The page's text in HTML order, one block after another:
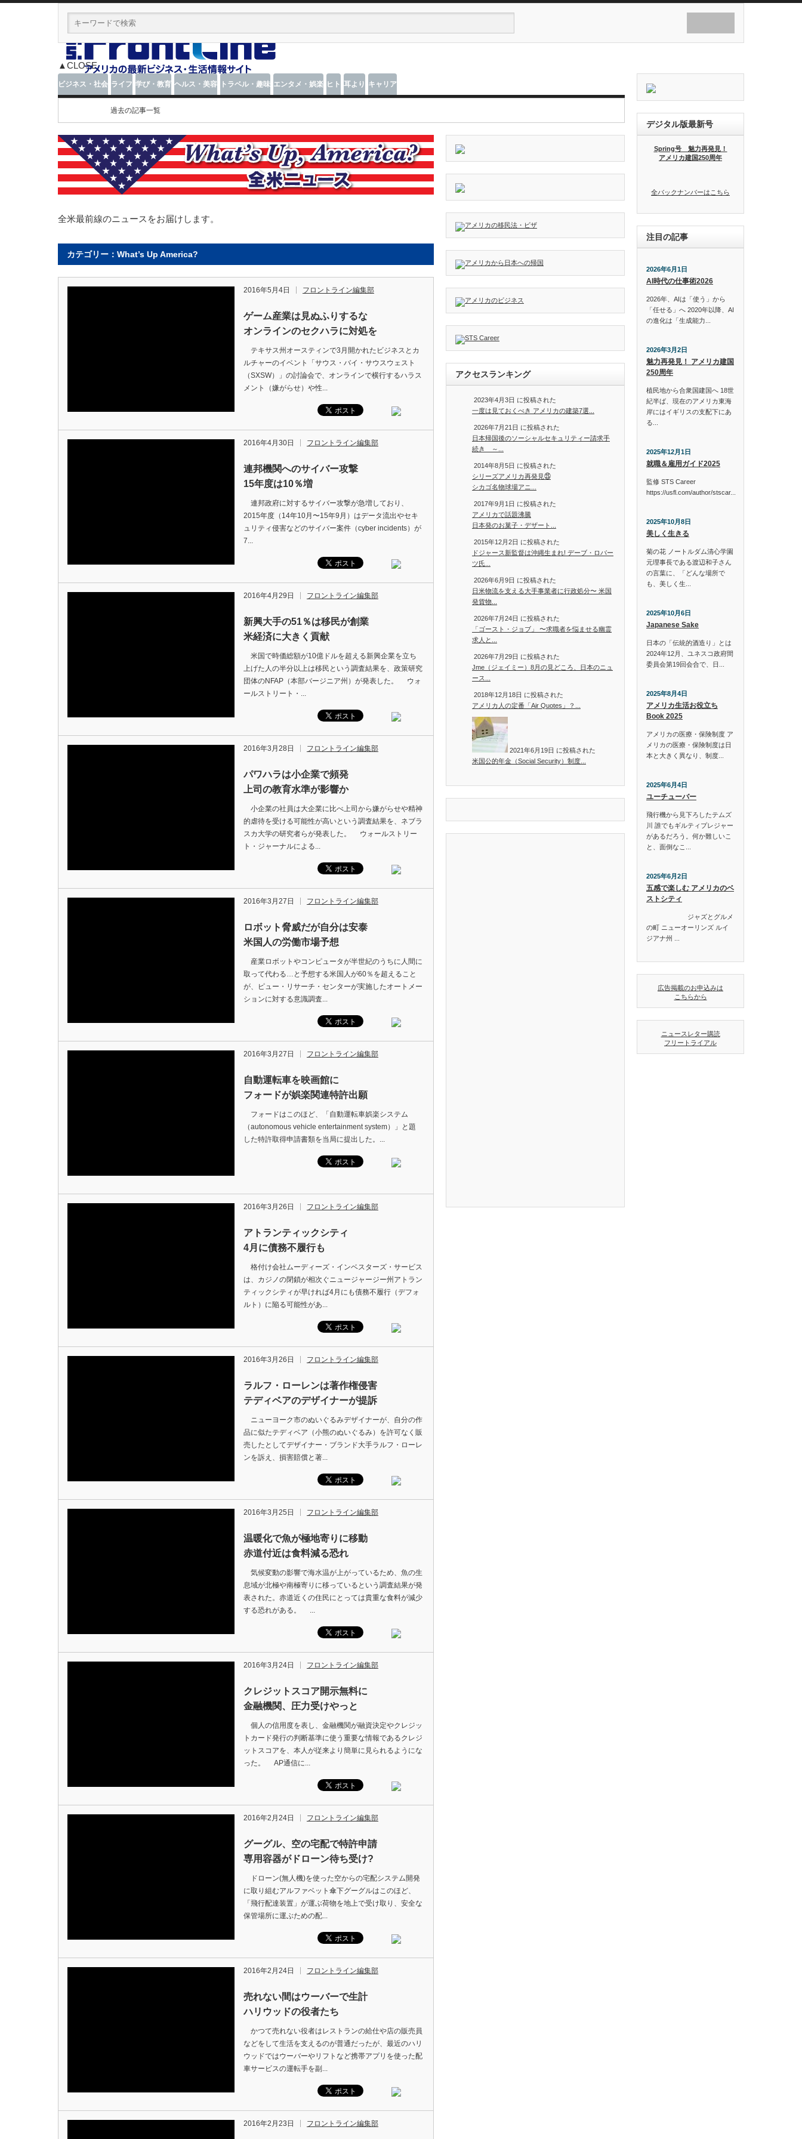
▲CLOSE
ビジネス・社会 ライフ 学び・教育 ヘルス・美容 トラベル・趣味 エンタメ・娯楽 ヒト 耳より キャリア
過去の記事一覧
全米最前線のニュースをお届けします。
カテゴリー：What’s Up America?
2016年5月4日 フロントライン編集部
ゲーム産業は見ぬふりするな
オンラインのセクハラに対処を
テキサス州オースティンで3月開かれたビジネスとカ
ルチャーのイベント「サウス・バイ・サウスウェスト
（SXSW）」の討論会で、オンラインで横行するハラス
メント（嫌がらせ）や性...
2016年4月30日 フロントライン編集部
連邦機関へのサイバー攻撃
15年度は10％増
連邦政府に対するサイバー攻撃が急増しており、
2015年度（14年10月〜15年9月）はデータ流出やセキ
ュリティ侵害などのサイバー案件（cyber incidents）が
7...
2016年4月29日 フロントライン編集部
新興大手の51％は移民が創業
米経済に大きく貢献
米国で時価総額が10億ドルを超える新興企業を立ち
上げた人の半分以上は移民という調査結果を、政策研究
団体のNFAP（本部バージニア州）が発表した。 ウォ
ールストリート・...
2016年3月28日 フロントライン編集部
パワハラは小企業で頻発
上司の教育水準が影響か
小企業の社員は大企業に比べ上司から嫌がらせや精神
的虐待を受ける可能性が高いという調査結果を、ネブラ
スカ大学の研究者らが発表した。 ウォールストリー
ト・ジャーナルによる...
2016年3月27日 フロントライン編集部
ロボット脅威だが自分は安泰
米国人の労働市場予想
産業ロボットやコンピュータが半世紀のうちに人間に
取って代わる…と予想する米国人が60％を超えること
が、ピュー・リサーチ・センターが実施したオートメー
ションに対する意識調査...
2016年3月27日 フロントライン編集部
自動運転車を映画館に
フォードが娯楽関連特許出願
フォードはこのほど、「自動運転車娯楽システム
（autonomous vehicle entertainment system）」と題
した特許取得申請書類を当局に提出した。...
2016年3月26日 フロントライン編集部
アトランティックシティ
4月に債務不履行も
格付け会社ムーディーズ・インベスターズ・サービス
は、カジノの閉鎖が相次ぐニュージャージー州アトラン
ティックシティが早ければ4月にも債務不履行（デフォ
ルト）に陥る可能性があ...
2016年3月26日 フロントライン編集部
ラルフ・ローレンは著作権侵害
テディベアのデザイナーが提訴
ニューヨーク市のぬいぐるみデザイナーが、自分の作
品に似たテディベア（小熊のぬいぐるみ）を許可なく販
売したとしてデザイナー・ブランド大手ラルフ・ローレ
ンを訴え、損害賠償と著...
2016年3月25日 フロントライン編集部
温暖化で魚が極地寄りに移動
赤道付近は食料減る恐れ
気候変動の影響で海水温が上がっているため、魚の生
息域が北極や南極寄りに移っているという調査結果が発
表された。赤道近くの住民にとっては貴重な食料が減少
する恐れがある。 ...
2016年3月24日 フロントライン編集部
クレジットスコア開示無料に
金融機関、圧力受けやっと
個人の信用度を表し、金融機関が融資決定やクレジッ
トカード発行の判断基準に使う重要な情報であるクレジ
ットスコアを、本人が従来より簡単に見られるようにな
った。 AP通信に...
2016年2月24日 フロントライン編集部
グーグル、空の宅配で特許申請
専用容器がドローン待ち受け?
ドローン(無人機)を使った空からの宅配システム開発
に取り組むアルファベット傘下グーグルはこのほど、
「飛行配達装置」が運ぶ荷物を地上で受け取り、安全な
保管場所に運ぶための配...
2016年2月24日 フロントライン編集部
売れない間はウーバーで生計
ハリウッドの役者たち
かつて売れない役者はレストランの給仕や店の販売員
などをして生活を支えるのが普通だったが、最近のハリ
ウッドではウーバーやリフトなど携帯アプリを使った配
車サービスの運転手を副...
2016年2月23日 フロントライン編集部
アクセスランキング
2023年4月3日 に投稿された
一度は見ておくべき アメリカの建築7選...
2026年7月21日 に投稿された
日本帰国後のソーシャルセキュリティー請求手
続き ～...
2014年8月5日 に投稿された
シリーズアメリカ再発見㉕
シカゴ名物球場アニ...
2017年9月1日 に投稿された
アメリカで話題沸騰
日本発のお菓子・デザート...
2015年12月2日 に投稿された
ドジャース新監督は沖縄生まれ! デーブ・ロバー
ツ氏...
2026年6月9日 に投稿された
日米物流を支える大手事業者に行政処分〜 米国
発貨物...
2026年7月24日 に投稿された
「ゴースト・ジョブ」 〜求職者を悩ませる幽霊
求人と...
2026年7月29日 に投稿された
Jme（ジェイミー）8月の見どころ、日本のニュ
ース...
2018年12月18日 に投稿された
アメリカ人の定番「Air Quotes」？...
2021年6月19日 に投稿された
米国公的年金（Social Security）制度...
デジタル版最新号
Spring号 魅力再発見！
アメリカ建国250周年
全バックナンバーはこちら
注目の記事
2026年6月1日
AI時代の仕事術2026
2026年、AIは「使う」から
「任せる」へ 2020年以降、AI
の進化は「生成能力...
2026年3月2日
魅力再発見！ アメリカ建国
250周年
植民地から合衆国建国へ 18世
紀半ば、現在のアメリカ東海
岸にはイギリスの支配下にあ
る...
2025年12月1日
就職＆雇用ガイド2025
監修 STS Career
https://usfl.com/author/stscar...
2025年10月8日
美しく生きる
菊の花 ノートルダム清心学園
元理事長である渡辺和子さん
の言葉に、「どんな場所で
も、美しく生...
2025年10月6日
Japanese Sake
日本の「伝統的酒造り」とは
2024年12月、ユネスコ政府間
委員会第19回会合で、日...
2025年8月4日
アメリカ生活お役立ち
Book 2025
アメリカの医療・保険制度 ア
メリカの医療・保険制度は日
本と大きく異なり、制度...
2025年6月4日
ユーチューバー
飛行機から見下ろしたテムズ
川 誰でもギルティプレジャー
があるだろう。何か難しいこ
と、面倒なこ...
2025年6月2日
五感で楽しむ アメリカのベ
ストシティ
ジャズとグルメ
の町 ニューオーリンズ ルイ
ジアナ州 ...
広告掲載のお申込みは
こちらから
ニュースレター購読
フリートライアル